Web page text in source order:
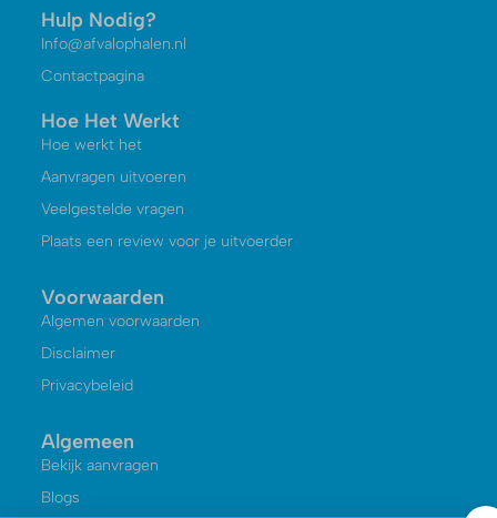
Hulp Nodig?
Info@afvalophalen.nl
Contactpagina
Hoe Het Werkt
Hoe werkt het
Aanvragen uitvoeren
Veelgestelde vragen
Plaats een review voor je uitvoerder
Voorwaarden
Algemen voorwaarden
Disclaimer
Privacybeleid
Algemeen
Bekijk aanvragen
Blogs